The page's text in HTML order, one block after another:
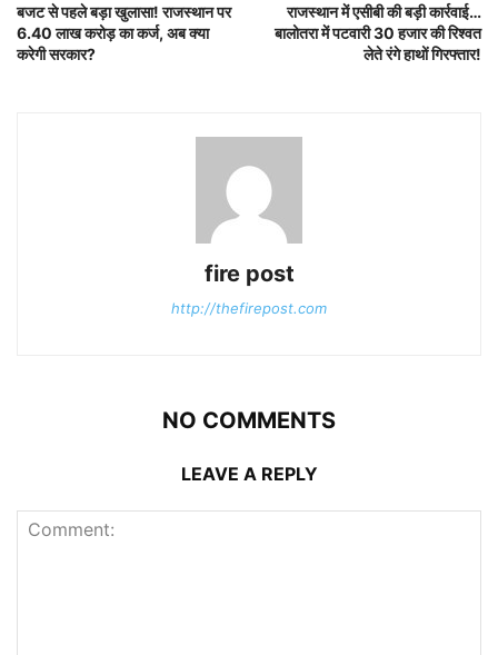
बजट से पहले बड़ा खुलासा! राजस्थान पर
6.40 लाख करोड़ का कर्ज, अब क्या
करेगी सरकार?
राजस्थान में एसीबी की बड़ी कार्रवाई…
बालोतरा में पटवारी 30 हजार की रिश्वत
लेते रंगे हाथों गिरफ्तार!
fire post
http://thefirepost.com
NO COMMENTS
LEAVE A REPLY